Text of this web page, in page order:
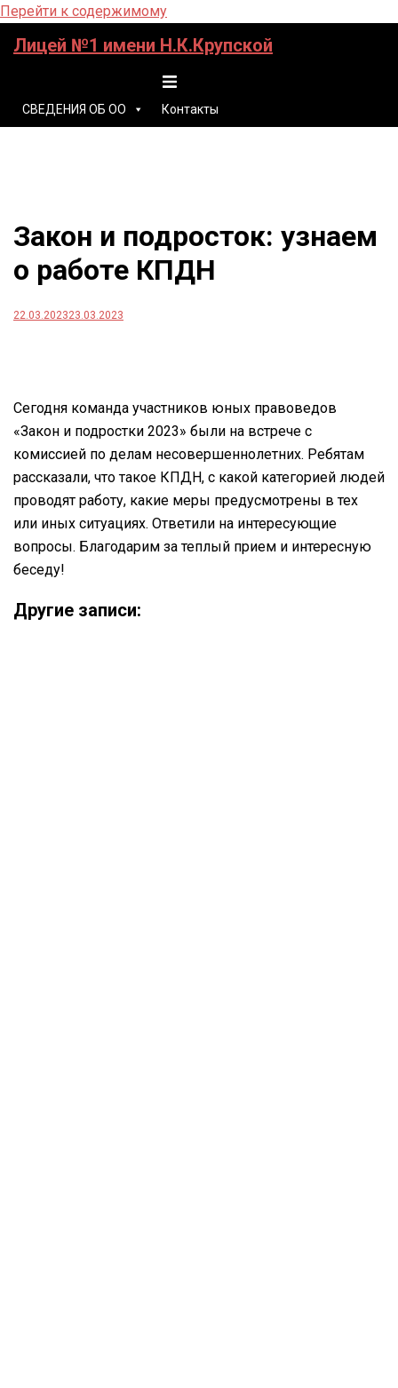
Перейти к содержимому
Лицей №1 имени Н.К.Крупской
СВЕДЕНИЯ ОБ ОО Контакты
Закон и подросток: узнаем
о работе КПДН
22.03.202323.03.2023
Сегодня команда участников юных правоведов
«Закон и подростки 2023» были на встрече с
комиссией по делам несовершеннолетних. Ребятам
рассказали, что такое КПДН, с какой категорией людей
проводят работу, какие меры предусмотрены в тех
или иных ситуациях. Ответили на интересующие
вопросы. Благодарим за теплый прием и интересную
беседу!
Другие записи: